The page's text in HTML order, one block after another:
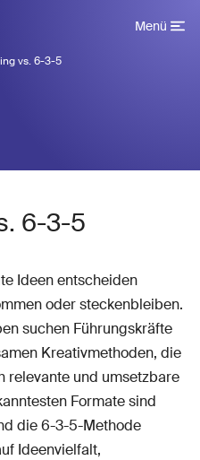
Menü
vs. 6-3-5
6-3-5
Ideen entscheiden
oder steckenbleiben.
suchen Führungskräfte
Kreativmethoden, die
relevante und umsetzbare
Formate sind
die 6-3-5-Methode
Ideenvielfalt,